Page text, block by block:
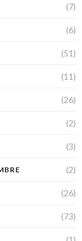
(7)
(6)
(51)
(11)
(26)
(2)
(3)
(2)
(26)
(73)